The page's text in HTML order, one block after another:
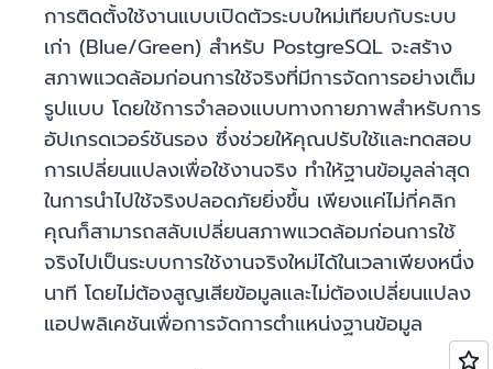
การติดตั้งใช้งานแบบเปิดตัวระบบใหม่เทียบกับระบบ
เก่า (Blue/Green) สำหรับ PostgreSQL จะสร้าง
สภาพแวดล้อมก่อนการใช้จริงที่มีการจัดการอย่างเต็ม
รูปแบบ โดยใช้การจำลองแบบทางกายภาพสำหรับการ
อัปเกรดเวอร์ชันรอง ซึ่งช่วยให้คุณปรับใช้และทดสอบ
การเปลี่ยนแปลงเพื่อใช้งานจริง ทำให้ฐานข้อมูลล่าสุด
ในการนำไปใช้จริงปลอดภัยยิ่งขึ้น เพียงแค่ไม่กี่คลิก
คุณก็สามารถสลับเปลี่ยนสภาพแวดล้อมก่อนการใช้
จริงไปเป็นระบบการใช้งานจริงใหม่ได้ในเวลาเพียงหนึ่ง
นาที โดยไม่ต้องสูญเสียข้อมูลและไม่ต้องเปลี่ยนแปลง
แอปพลิเคชันเพื่อการจัดการตำแหน่งฐานข้อมูล